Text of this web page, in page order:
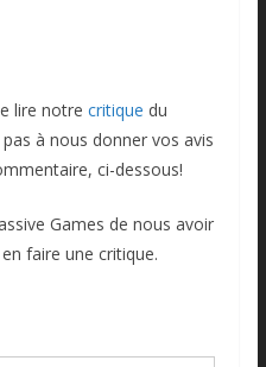
lire notre critique du
pas à nous donner vos avis
ci-dessous!
Games de nous avoir
faire une critique.